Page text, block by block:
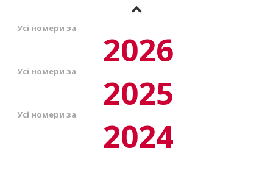
Усі номери за 2026
Усі номери за 2025
Усі номери за 2024